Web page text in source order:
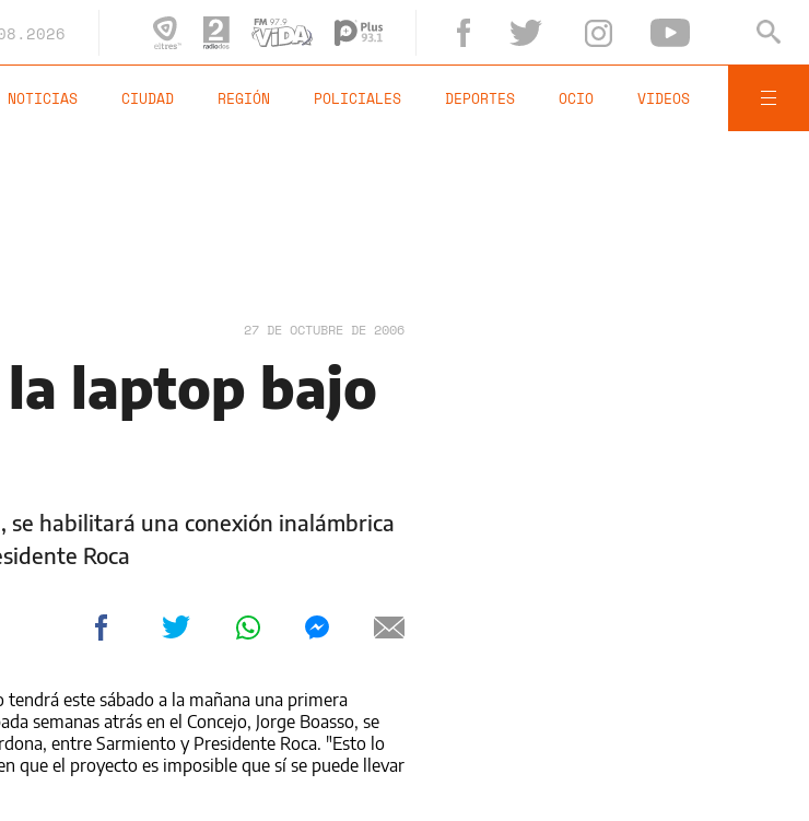
NOTICIAS CIUDAD REGIÓN POLICIALES DEPORTES OCIO VIDEOS
27 DE OCTUBRE DE 2006
la laptop bajo
se habilitará una conexión inalámbrica
Roca
este sábado a la mañana una primera
semanas atrás en el Concejo, Jorge Boasso, se
entre Sarmiento y Presidente Roca. "Esto lo
que el proyecto es imposible que sí se puede llevar